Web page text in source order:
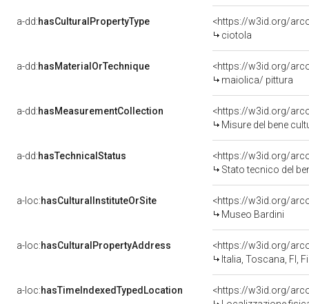
a-dd:hasCulturalPropertyType
<https://w3id.org/
ciotola
a-dd:hasMaterialOrTechnique
<https://w3id.org/
maiolica/ pittura
a-dd:hasMeasurementCollection
<https://w3id.org/
Misure del bene
a-dd:hasTechnicalStatus
<https://w3id.org/
Stato tecnico del
a-loc:hasCulturalInstituteOrSite
<https://w3id.org/
Museo Bardini
a-loc:hasCulturalPropertyAddress
<https://w3id.org/
Italia, Toscana, FI,
a-loc:hasTimeIndexedTypedLocation
<https://w3id.org/